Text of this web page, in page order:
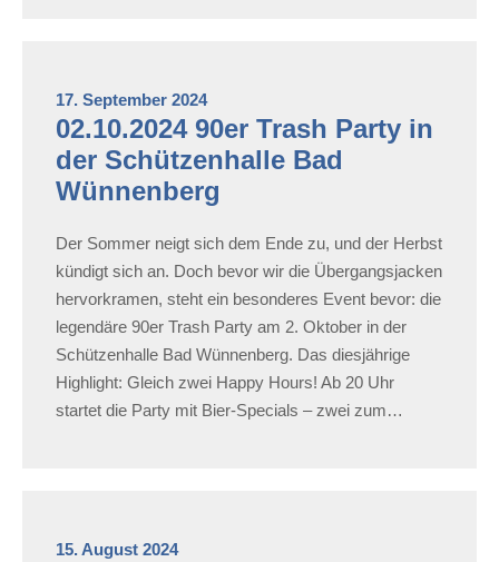
17. September 2024
02.10.2024 90er Trash Party in
der Schützenhalle Bad
Wünnenberg
Der Sommer neigt sich dem Ende zu, und der Herbst
kündigt sich an. Doch bevor wir die Übergangsjacken
hervorkramen, steht ein besonderes Event bevor: die
legendäre 90er Trash Party am 2. Oktober in der
Schützenhalle Bad Wünnenberg. Das diesjährige
Highlight: Gleich zwei Happy Hours! Ab 20 Uhr
startet die Party mit Bier-Specials – zwei zum…
15. August 2024